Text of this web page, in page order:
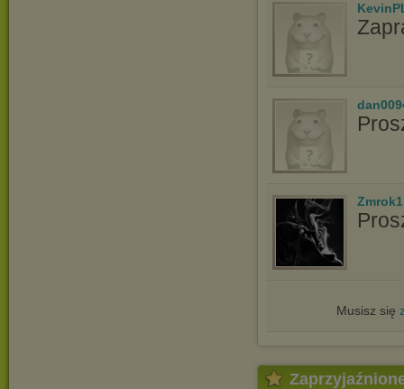
Zmrok1
Musisz się